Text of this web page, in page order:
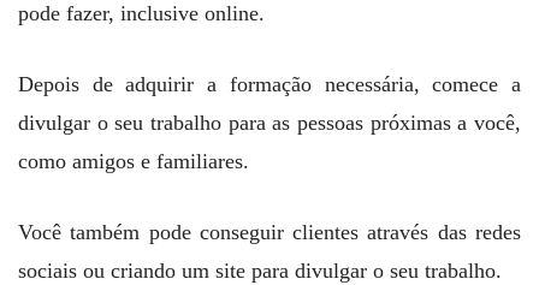
pode fazer, inclusive online.
Depois de adquirir a formação necessária, comece a
divulgar o seu trabalho para as pessoas próximas a você,
como amigos e familiares.
Você também pode conseguir clientes através das redes
sociais ou criando um site para divulgar o seu trabalho.